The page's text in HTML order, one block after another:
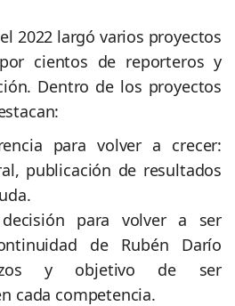
2022 largó varios proyectos
cientos de reporteros y
Dentro de los proyectos
para volver a crecer:
publicación de resultados
para volver a ser
de Rubén Darío
y objetivo de ser
cada competencia.